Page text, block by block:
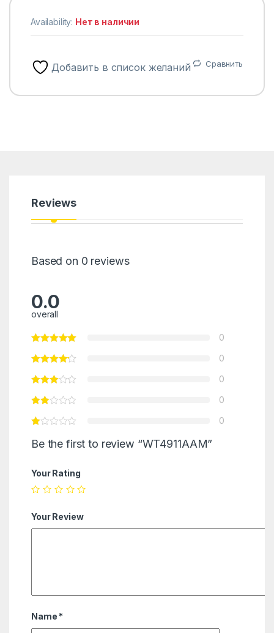
Availability: Нет в наличии
Добавить в список желаний Сравнить
Reviews
Based on 0 reviews
0.0
overall
0
0
0
0
0
Be the first to review “WT4911AAM”
Your Rating
Your Review
Name *